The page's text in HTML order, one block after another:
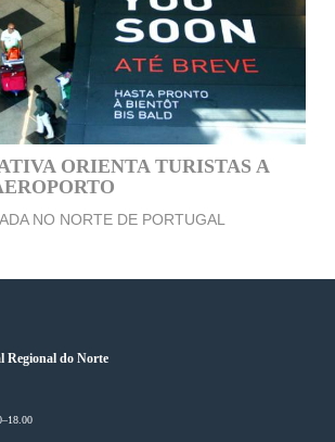
ORIENTA TURISTAS A
NO NORTE DE PORTUGAL
Regional do Norte